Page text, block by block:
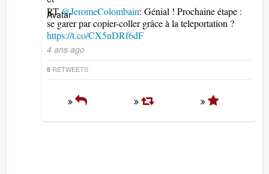
RT@JeromeColombain: Génial ! Prochaine étape :
se garer par copier-coller grâce à la teleportation ?
https://t.co/CX5nDRf6dF
4 ans ago
8 RETWEETS